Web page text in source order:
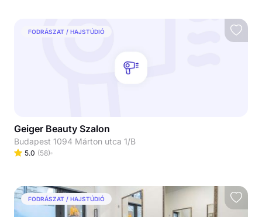
FODRÁSZAT / HAJSTÚDIÓ
Geiger Beauty Szalon
Budapest 1094 Márton utca 1/B
5.0 (58)
FODRÁSZAT / HAJSTÚDIÓ